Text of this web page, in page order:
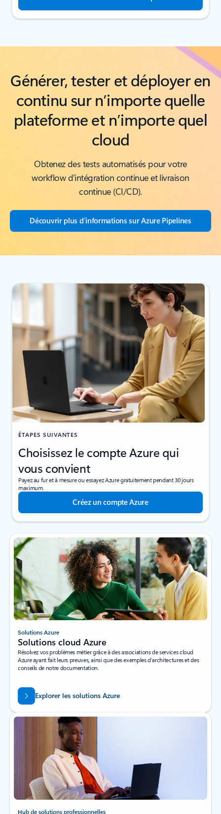
Générer, tester et déployer en
continu sur n’importe quelle
plateforme et n’importe quel
cloud
Obtenez des tests automatisés pour votre
workflow d’intégration continue et livraison
continue (CI/CD).
Découvrir plus d’informations sur Azure Pipelines
ÉTAPES SUIVANTES
Choisissez le compte Azure qui
vous convient
Payez au fur et à mesure ou essayez Azure gratuitement pendant 30 jours
maximum.
Créez un compte Azure
Solutions Azure
Solutions cloud Azure
Résolvez vos problèmes métier grâce à des associations de services cloud
Azure ayant fait leurs preuves, ainsi que des exemples d’architectures et des
conseils de notre documentation.
Explorer les solutions Azure
Hub de solutions professionnelles